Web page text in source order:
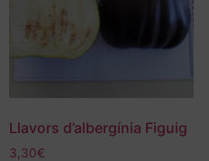
Llavors d’albergínia Figuig
3,30€